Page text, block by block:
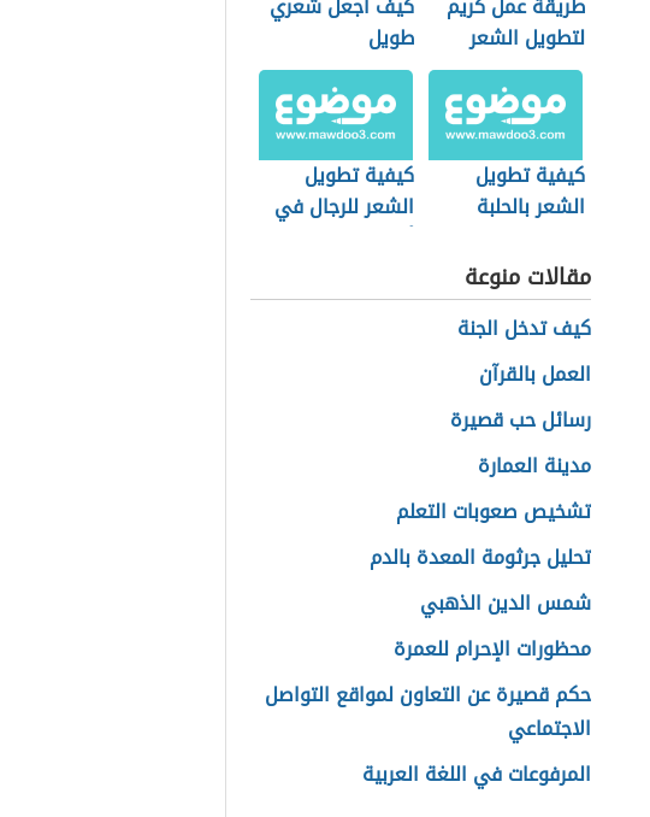
لتطويل الشعر
طويل
كيفية تطويل
الشعر بالحلبة
كيفية تطويل
الشعر للرجال في
أسبوع
مقالات منوعة
كيف تدخل الجنة
العمل بالقرآن
رسائل حب قصيرة
مدينة العمارة
تشخيص صعوبات التعلم
تحليل جرثومة المعدة بالدم
شمس الدين الذهبي
محظورات الإحرام للعمرة
حكم قصيرة عن التعاون لمواقع التواصل
الاجتماعي
المرفوعات في اللغة العربية